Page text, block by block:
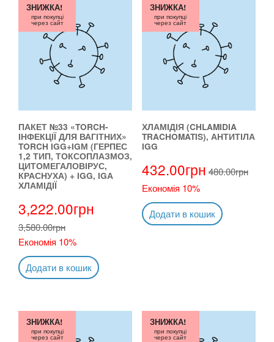
ПАКЕТ №33 «TORCH-
ІНФЕКЦІЇ ДЛЯ ВАГІТНИХ»
TORCH IGG+IGМ (ГЕРПЕС
1,2 ТИП, ТОКСОПЛАЗМОЗ,
ЦИТОМЕГАЛОВІРУС,
КРАСНУХА) + IGG, IGА
ХЛАМІДІЇ
3,222.00грн
3,580.00грн
Економія 10%
ЗНИЖКА!
при покупці
через сайт
Додати в кошик
ХЛАМІДІЯ (CHLAMIDIA
TRACHOMATIS), АНТИТІЛА
IGG
432.00грн 480.00грн
Економія 10%
ЗНИЖКА!
при покупці
через сайт
Додати в кошик
ЗНИЖКА!
при покупці
через сайт
ЗНИЖКА!
при покупці
через сайт